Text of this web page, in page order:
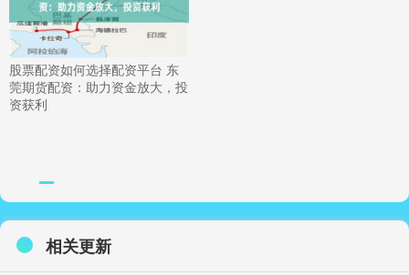
股票配资如何选择配资平台 东
莞期货配资：助力资金放大，投
资获利
相关更新